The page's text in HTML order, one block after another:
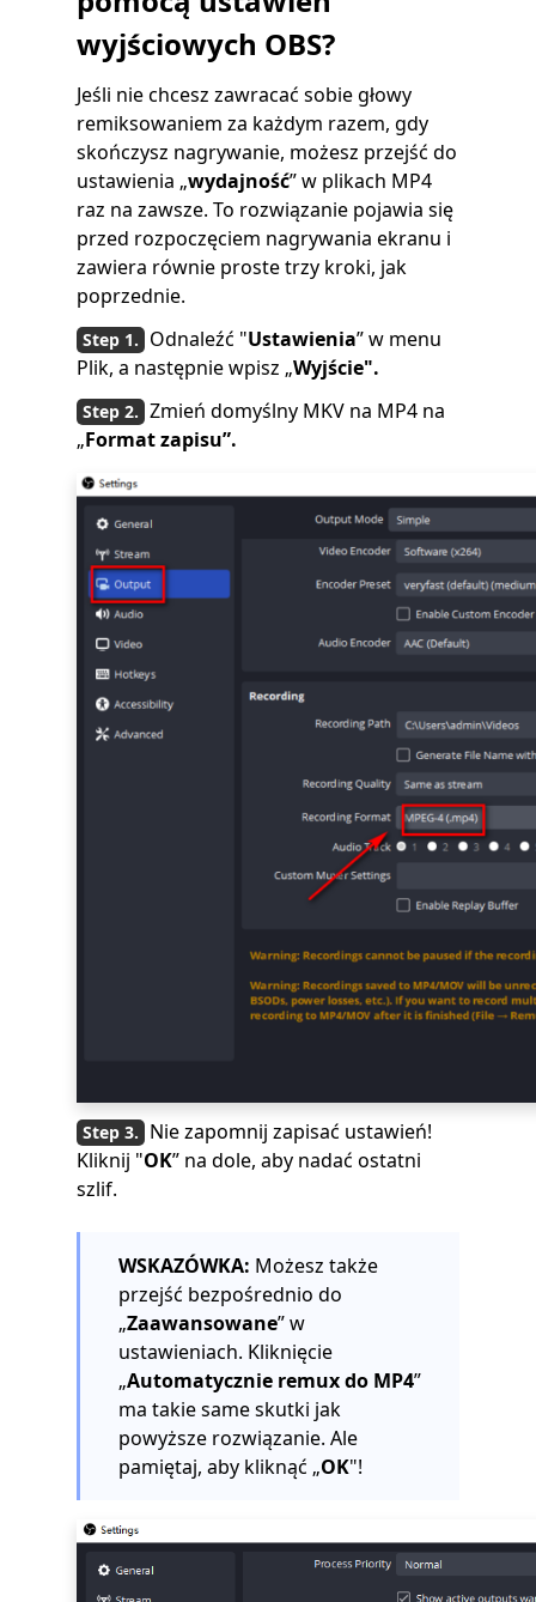
wyjściowych OBS?
Jeśli nie chcesz zawracać sobie głowy
remiksowaniem za każdym razem, gdy
skończysz nagrywanie, możesz przejść do
ustawienia „wydajność” w plikach MP4
raz na zawsze. To rozwiązanie pojawia się
przed rozpoczęciem nagrywania ekranu i
zawiera równie proste trzy kroki, jak
poprzednie.
Odnaleźć "Ustawienia” w menu
Plik, a następnie wpisz „Wyjście".
Zmień domyślny MKV na MP4 na
„Format zapisu”.
Nie zapomnij zapisać ustawień!
Kliknij "OK” na dole, aby nadać ostatni
szlif.
WSKAZÓWKA: Możesz także
przejść bezpośrednio do
„Zaawansowane” w
ustawieniach. Kliknięcie
„Automatycznie remux do MP4”
ma takie same skutki jak
powyższe rozwiązanie. Ale
pamiętaj, aby kliknąć „OK"!